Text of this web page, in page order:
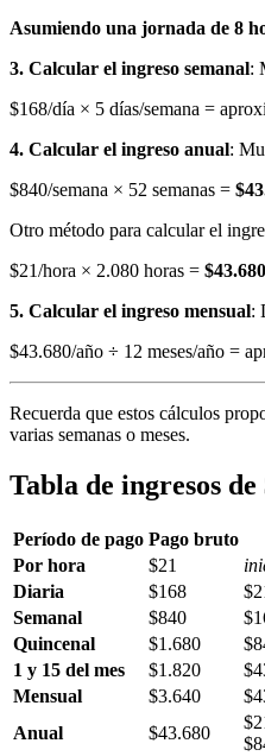
Asumiendo una jornada de 8
3. Calcular el ingreso semanal:
$168/día × 5 días/semana =
4. Calcular el ingreso anual:
$840/semana × 52 semanas =
Otro método para calcular el
$21/hora × 2.080 horas = $43.680
5. Calcular el ingreso mensual:
$43.680/año ÷ 12 meses/año =
Recuerda que estos cálculos
varias semanas o meses.
Tabla de ingresos
Período de pago Pago bruto
Por hora
$21
Diaria
$168
Semanal
$840
Quincenal
$1.680
1 y 15 del mes
$1.820
Mensual
$3.640
Anual
$43.680